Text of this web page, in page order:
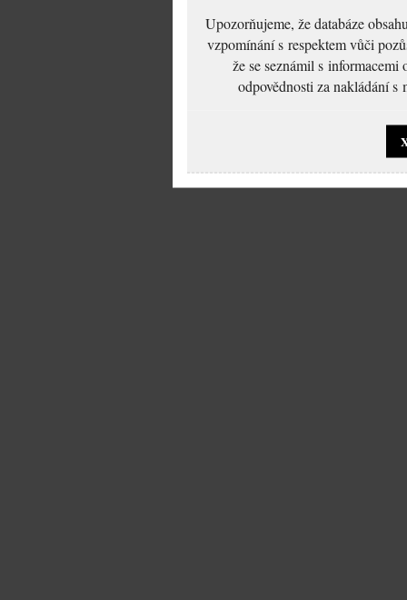
Upozorňujeme, že databáze
vzpomínání s respektem vůči
že se seznámil s
odpovědnosti za nakládání